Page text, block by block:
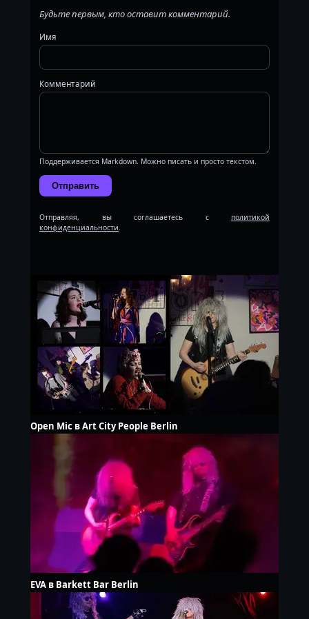
Будьте первым, кто оставит комментарий.
Имя
Комментарий
Поддерживается Markdown. Можно писать и просто текстом.
Отправить
Отправляя, вы соглашаетесь с политикой
конфиденциальности
Open Mic в Art City People Berlin
EVA в Barkett Bar Berlin